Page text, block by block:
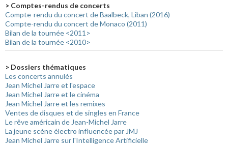
> Comptes-rendus de concerts
Compte-rendu du concert de Baalbeck, Liban (2016)
Compte-rendu du concert de Monaco (2011)
Bilan de la tournée <2011>
Bilan de la tournée <2010>
> Dossiers thématiques
Les concerts annulés
Jean Michel Jarre et l'espace
Jean Michel Jarre et le cinéma
Jean Michel Jarre et les remixes
Ventes de disques et de singles en France
Le rêve américain de Jean-Michel Jarre
La jeune scène électro influencée par JMJ
Jean Michel Jarre sur l'Intelligence Artificielle